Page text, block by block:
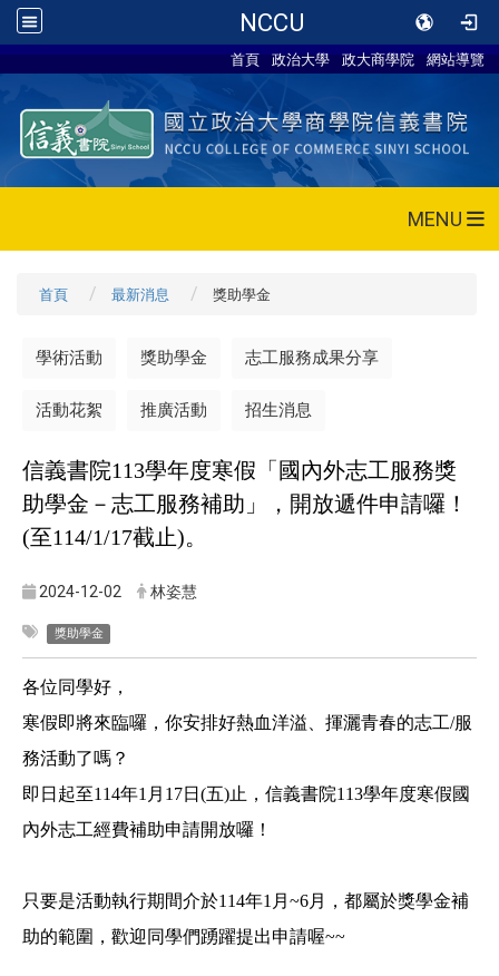
NCCU
首頁 政治大學 政大商學院 網站導覽
MENU
首頁 最新消息 獎助學金
學術活動 獎助學金 志工服務成果分享
活動花絮 推廣活動 招生消息
信義書院113學年度寒假「國內外志工服務獎
助學金－志工服務補助」，開放遞件申請囉！
(至114/1/17截止)。
2024-12-02 林姿慧
獎助學金
各位同學好，
寒假即將來臨囉，你安排好熱血洋溢、揮灑青春的志工/服
務活動了嗎？
即日起至114年1月17日(五)止，信義書院113學年度寒假國
內外志工經費補助申請開放囉！
只要是活動執行期間介於114年1月~6月，都屬於獎學金補
助的範圍，歡迎同學們踴躍提出申請喔~~